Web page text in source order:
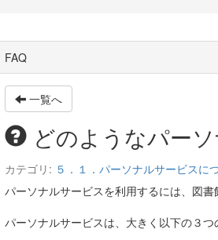
FAQ
一覧へ
どのようなパー
カテゴリ: ５．１．パーソナルサービスに
パーソナルサービスを利用するには、図書
パーソナルサービスは、大きく以下の３つ